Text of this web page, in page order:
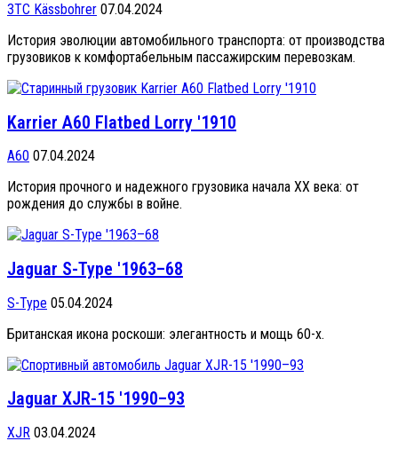
3TC Kässbohrer 07.04.2024
История эволюции автомобильного транспорта: от производства
грузовиков к комфортабельным пассажирским перевозкам.
Karrier A60 Flatbed Lorry '1910
A60 07.04.2024
История прочного и надежного грузовика начала XX века: от
рождения до службы в войне.
Jaguar S-Type '1963–68
S-Type 05.04.2024
Британская икона роскоши: элегантность и мощь 60-х.
Jaguar XJR-15 '1990–93
XJR 03.04.2024